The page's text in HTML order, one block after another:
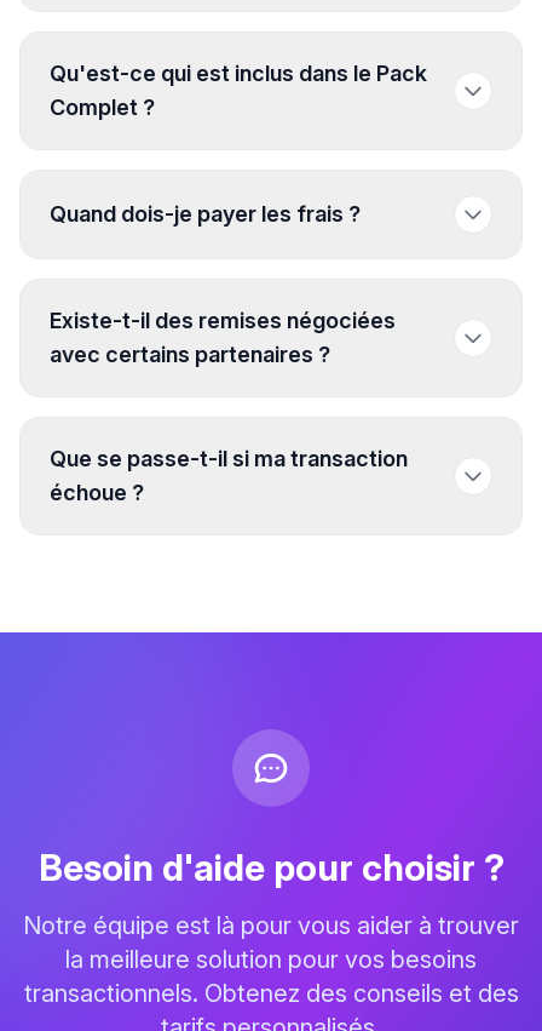
Qu'est-ce qui est inclus dans le Pack
Complet ?
Quand dois-je payer les frais ?
Existe-t-il des remises négociées
avec certains partenaires ?
Que se passe-t-il si ma transaction
échoue ?
Besoin d'aide pour choisir ?
Notre équipe est là pour vous aider à trouver
la meilleure solution pour vos besoins
transactionnels. Obtenez des conseils et des